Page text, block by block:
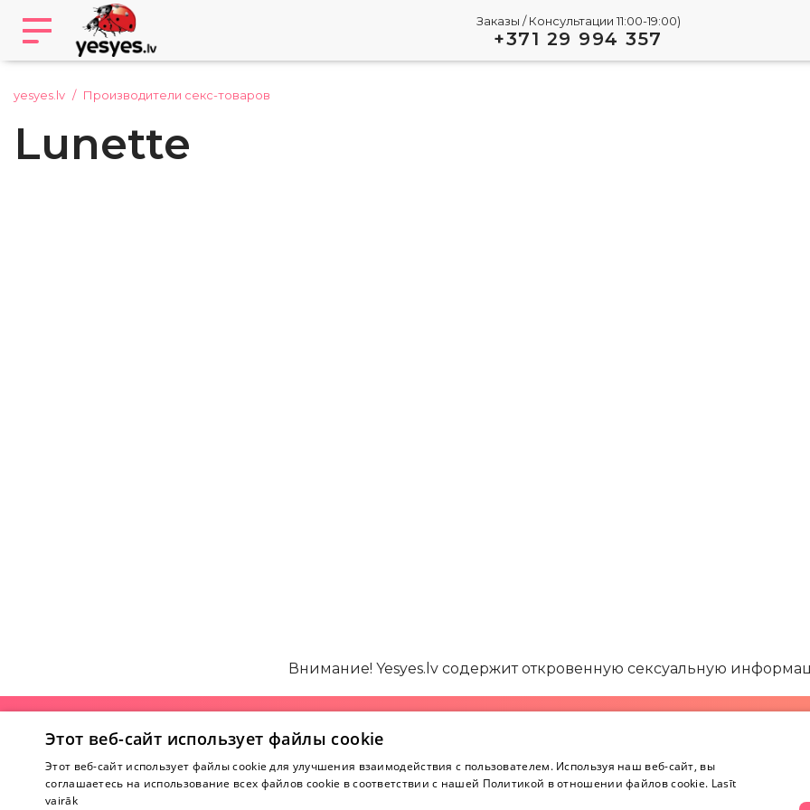
Заказы / Консультации 11:00-19:00)
+371 29 994 357
yesyes.lv Производители секс-товаров
Lunette
Внимание! Yesyes.lv содержит откровенную сексуальную
О нас
Магазины
Информация
Возврат товара
Этот веб-сайт использует файлы cookie
Этот веб-сайт использует файлы cookie для улучшения взаимодействия с пользователем. Используя наш веб-сайт, вы
соглашаетесь на использование всех файлов cookie в соответствии с нашей Политикой в ​​отношении файлов cookie. Lasīt
vairāk